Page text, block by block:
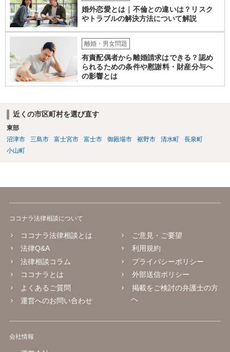
婚外恋愛とは｜不倫との違いは？リスク
やトラブルの解決方法について解説
離婚・男女問題
有責配偶者から離婚請求はできる？認め
られるための条件や慰謝料・財産分与へ
の影響とは
近くの市区町村を選び直す
東部
沼津市
三島市 富士宮市 富士市 御殿場市 裾野市 清水町
長泉町
小山町
ココナラ法律相談について
ココナラ法律相談とは
法律Q&A
法律相談コラム
ココナラとは
よくあるご質問
運営へのお問い合わせ
ご意見・ご要望
利用規約
プライバシーポリシー
外部送信ポリシー
掲載をご検討の弁護士の方
へ
会社情報